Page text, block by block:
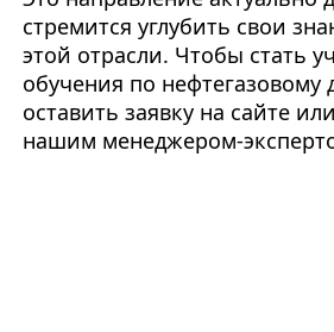
стремится углубить свои
этой отрасли. Чтобы стать
обучения по нефтегазовому
оставить заявку на сайте
нашим менеджером-